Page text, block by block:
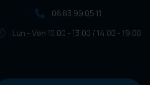
06 83 99 05 11
Lun - Ven 10.00 - 13.00 / 14.00 - 19.00